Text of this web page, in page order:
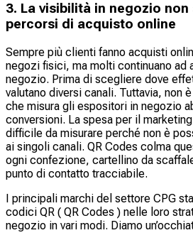
3. La visibilità in negozio
percorsi di acquisto online
Sempre più clienti fanno acquisti
negozi fisici, ma molti continuano ad
negozio. Prima di scegliere dove
valutano diversi canali. Tuttavia, non
che misura gli espositori in negozio
conversioni. La spesa per il
difficile da misurare perché non è
ai singoli canali. QR Codes colma
ogni confezione, cartellino da
punto di contatto tracciabile.
I principali marchi del settore CPG
codici QR ( QR Codes ) nelle loro
negozio in vari modi. Diamo